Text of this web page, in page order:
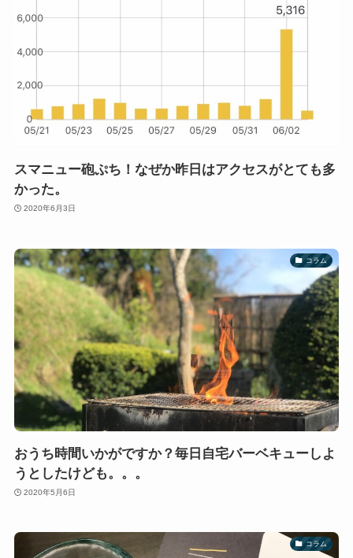
スマニュー砲ぷち！なぜか昨日はアクセスがとても多
かった。
2020年6月3日
コラム
おうち時間いかがですか？毎日自宅バーベキューしよ
うとしたけども。。。
2020年5月6日
コラム